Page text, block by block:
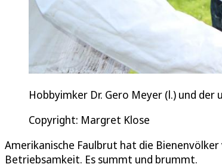
Hobbyimker Dr. Gero Meyer (l.) und
Copyright: Margret Klose
Amerikanische Faulbrut hat die
Betriebsamkeit. Es summt und brummt.